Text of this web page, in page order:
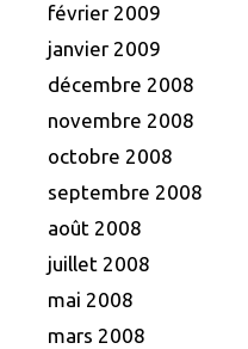
février 2009
janvier 2009
décembre 2008
novembre 2008
octobre 2008
septembre 2008
août 2008
juillet 2008
mai 2008
mars 2008